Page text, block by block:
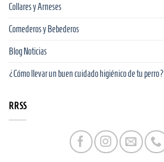
Collares y Arneses
Comederos y Bebederos
Blog Noticias
¿Cómo llevar un buen cuidado higiénico de tu perro?
RRSS